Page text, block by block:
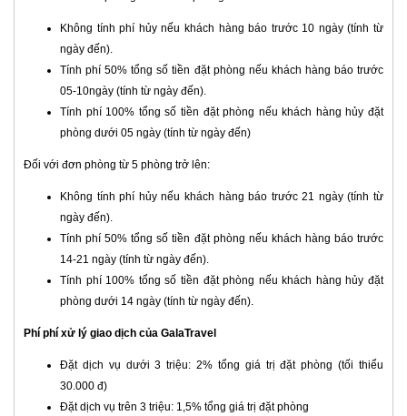
Không tính phí hủy nếu khách hàng báo trước 10 ngày (tính từ
ngày đến).
Tính phí 50% tổng số tiền đặt phòng nếu khách hàng báo trước
05-10ngày (tính từ ngày đến).
Tính phí 100% tổng số tiền đặt phòng nếu khách hàng hủy đặt
phòng dưới 05 ngày (tính từ ngày đến)
Đối với đơn phòng từ 5 phòng trở lên:
Không tính phí hủy nếu khách hàng báo trước 21 ngày (tính từ
ngày đến).
Tính phí 50% tổng số tiền đặt phòng nếu khách hàng báo trước
14-21 ngày (tính từ ngày đến).
Tính phí 100% tổng số tiền đặt phòng nếu khách hàng hủy đặt
phòng dưới 14 ngày (tính từ ngày đến).
Phí phí xử lý giao dịch của GalaTravel
Đặt dịch vụ dưới 3 triệu: 2% tổng giá trị đặt phòng (tối thiểu
30.000 đ)
Đặt dịch vụ trên 3 triệu: 1,5% tổng giá trị đặt phòng